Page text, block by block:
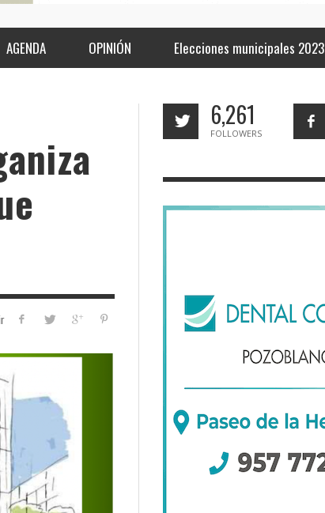
AGENDA OPINIÓN Elecciones municipales 2023
6,261
FOLLOWERS